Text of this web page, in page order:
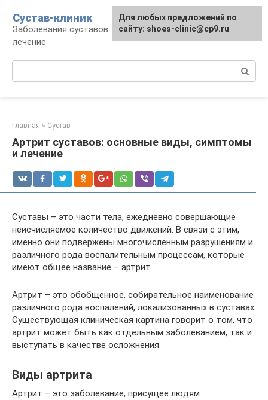
контенту
Сустав-клиник
Заболевания суставов: профилактика и
лечение
Главная » Сустав
Артрит суставов: основные виды, симптомы
и лечение
Суставы – это части тела, ежедневно совершающие
неисчисляемое количество движений. В связи с этим,
именно они подвержены многочисленным разрушениям и
различного рода воспалительным процессам, которые
имеют общее название – артрит.
Артрит – это обобщенное, собирательное наименование
различного рода воспалений, локализованных в суставах.
Существующая клиническая картина говорит о том, что
артрит может быть как отдельным заболеванием, так и
выступать в качестве осложнения.
Виды артрита
Артрит – это заболевание, присущее людям
Для любых предложений по
сайту: shoes-clinic@cp9.ru